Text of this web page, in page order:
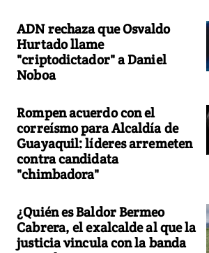
ADN rechaza que Osvaldo
Hurtado llame
"criptodictador" a Daniel
Noboa
Rompen acuerdo con el
correísmo para Alcaldía de
Guayaquil: líderes arremeten
contra candidata
"chimbadora"
¿Quién es Baldor Bermeo
Cabrera, el exalcalde al que la
justicia vincula con la banda